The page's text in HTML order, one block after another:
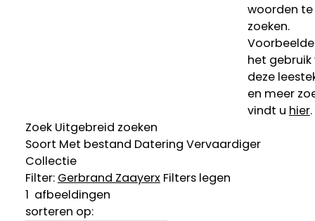
woorden te
zoeken.
het gebruik
deze
en meer
vindt u hier.
Zoek Uitgebreid zoeken
Soort Met bestand Datering Vervaardiger
Collectie
Filter: Gerbrand Zaayerx Filters legen
1 afbeeldingen
sorteren op: